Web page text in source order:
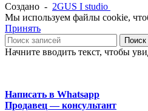
Создано - 2GUS I studio
Мы используем файлы cookie,
Принять
Поиск
Начните вводить текст, чтобы
Написать в Whatsapp
Продавец — консультант